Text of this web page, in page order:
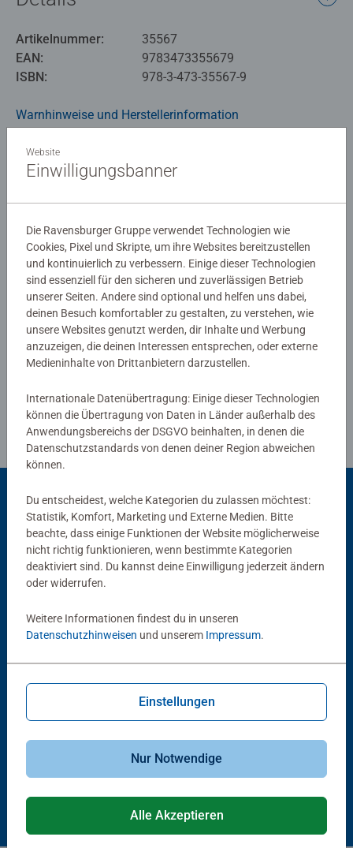
Perspektive der Kinder. Wichtige Kinderfragen rund um
werden in der Handlung dieses Comics verständlich und
einfühlsam beantwortet.
dass sie bald ein Geschwisterchen bekommen, sind die
sie das Kind im Leib der Mutter, das noch keinen richtigen
Namen hat. Zusammen mit ihren Eltern bereiten sie sich
Minimum im neuen Zuhause. Das alles verläuft nicht
ohne Konflikte und Schwierigkeiten, aber am Ende sind
sie stolz auf Minimum und lieben ihre neue
Schwester.Aufklärung für KinderWährend die Geschichte
der Familie Lindström in Form eines Comics erzählt wird,
werden allerlei Fragen rund um die Themen Sexualität,
Schwangerschaft und Kinderkriegen, Mann und Frau
beantwortet, die Kinder schon ab einem frühen Alter
der Wandel nicht zu kurz, den die Ankunft eines neuen
Mitglieds für den Alltag der Familie bedeutet. So
ermöglicht es dieses erste Aufklärungsbuch den
Erwachsenen frei und offen mit den Kindern über diese
Form folgt den Lesegewohnheiten der Kinder und
ermöglicht auch leseungeübten Kindern die Nutzung des
Buches.
Artikelnummer:
35567
EAN:
9783473355679
ISBN:
978-3-473-35567-9
Warnhinweise und Herstellerinformation
Noch keine Bewertungen
abgegeben
0/0
Verfasse eine Bewertung
Richtlinien für Bewertungen
Beliebte Auswahl
Andere Kunden mögen auch
kommen
Wieso? Weshalb? Warum?
CHF 20.90
Website
Einwilligungsbanner
Die Ravensburger Gruppe verwendet Technologien wie
Cookies, Pixel und Skripte, um ihre Websites bereitzustellen
und kontinuierlich zu verbessern. Einige dieser Technologien
sind essenziell für den sicheren und zuverlässigen Betrieb
unserer Seiten. Andere sind optional und helfen uns dabei,
deinen Besuch komfortabler zu gestalten, zu verstehen, wie
unsere Websites genutzt werden, dir Inhalte und Werbung
anzuzeigen, die deinen Interessen entsprechen, oder externe
Medieninhalte von Drittanbietern darzustellen.
Internationale Datenübertragung: Einige dieser Technologien
können die Übertragung von Daten in Länder außerhalb des
Anwendungsbereichs der DSGVO beinhalten, in denen die
Datenschutzstandards von denen deiner Region abweichen
können.
Du entscheidest, welche Kategorien du zulassen möchtest:
Statistik, Komfort, Marketing und Externe Medien. Bitte
beachte, dass einige Funktionen der Website möglicherweise
nicht richtig funktionieren, wenn bestimmte Kategorien
deaktiviert sind. Du kannst deine Einwilligung jederzeit ändern
oder widerrufen.
Weitere Informationen findest du in unseren
Datenschutzhinweisen und unserem Impressum.
Einstellungen
Nur Notwendige
Alle Akzeptieren